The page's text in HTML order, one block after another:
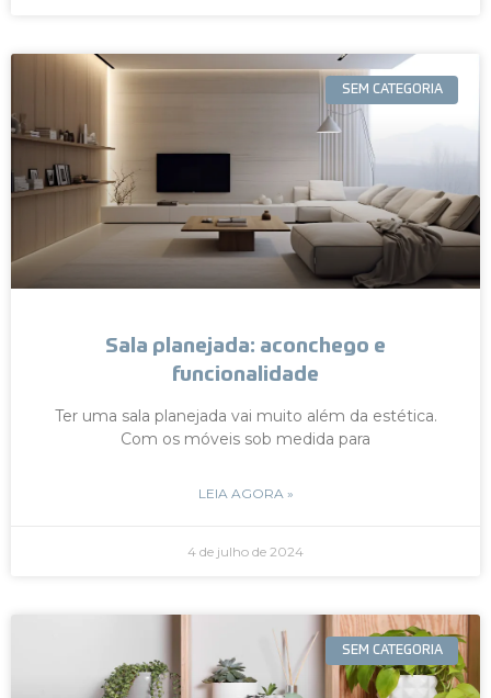
SEM CATEGORIA
Sala planejada: aconchego e
funcionalidade
Ter uma sala planejada vai muito além da estética.
Com os móveis sob medida para
LEIA AGORA »
4 de julho de 2024
SEM CATEGORIA